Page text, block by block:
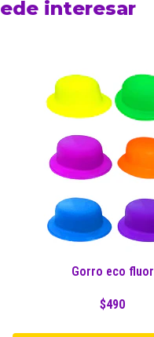
interesar
Gorro eco fluor
$490